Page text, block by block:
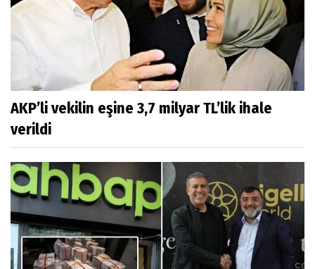
AKP’li vekilin eşine 3,7 milyar TL’lik ihale
verildi